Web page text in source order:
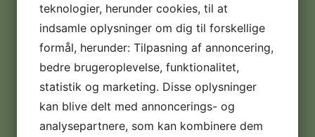
Postnr. & by:
5560 Aarup
CVR nr.:
30350987
Telefon:
+45 22 91 03 60
teknologier, herunder cookies, til at
indsamle oplysninger om dig til forskellige
formål, herunder: Tilpasning af annoncering,
bedre brugeroplevelse, funktionalitet,
statistik og marketing. Disse oplysninger
kan blive delt med annoncerings- og
analysepartnere, som kan kombinere dem